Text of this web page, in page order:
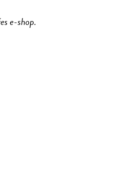
e-shop.